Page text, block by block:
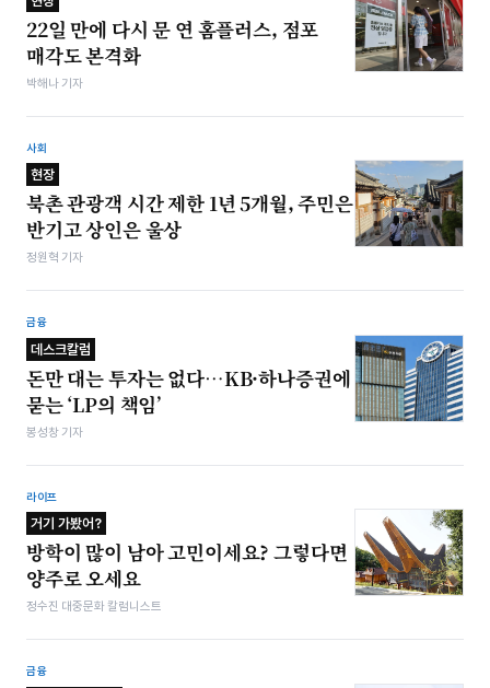
22일 만에 다시 문 연 홈플러스, 점포
매각도 본격화
박해나 기자
사회
현장
북촌 관광객 시간 제한 1년 5개월, 주민은
반기고 상인은 울상
정원혁 기자
금융
데스크칼럼
돈만 대는 투자는 없다…KB·하나증권에
묻는 ‘LP의 책임’
봉성창 기자
라이프
거기 가봤어?
방학이 많이 남아 고민이세요? 그렇다면
양주로 오세요
정수진 대중문화 칼럼니스트
금융